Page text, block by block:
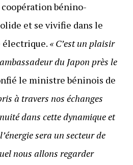
bénino-
et se vivifie dans le
électrique. « C’est un plaisir
du Japon près le
le ministre béninois de
à travers nos échanges
dans cette dynamique et
sera un secteur de
nous allons regarder